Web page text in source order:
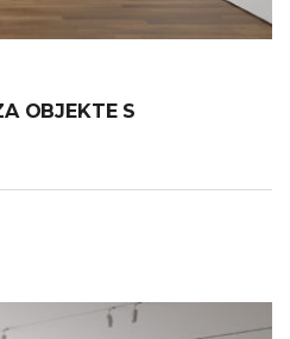
OBJEKTE S